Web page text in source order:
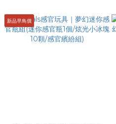
新品早鳥價